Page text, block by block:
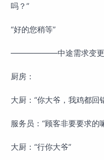
吗？”
“好的您稍等”
——————中途需求变更
厨房：
大厨：“你大爷，我鸡都回
服务员：“顾客非要要求的
大厨：“行你大爷”